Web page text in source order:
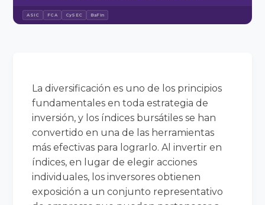
ASIC FCA CySEC BaFin
La diversificación es uno de los principios
fundamentales en toda estrategia de
inversión, y los índices bursátiles se han
convertido en una de las herramientas
más efectivas para lograrlo. Al invertir en
índices, en lugar de elegir acciones
individuales, los inversores obtienen
exposición a un conjunto representativo